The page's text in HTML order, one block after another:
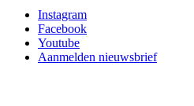
Instagram
Facebook
Youtube
Aanmelden nieuwsbrief